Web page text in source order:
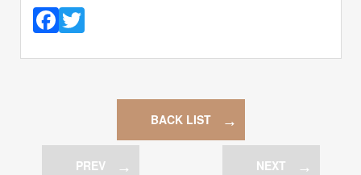
Facebook
BACK LIST
PREV NEXT